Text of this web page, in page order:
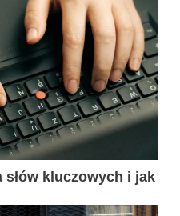
kluczowych i jak